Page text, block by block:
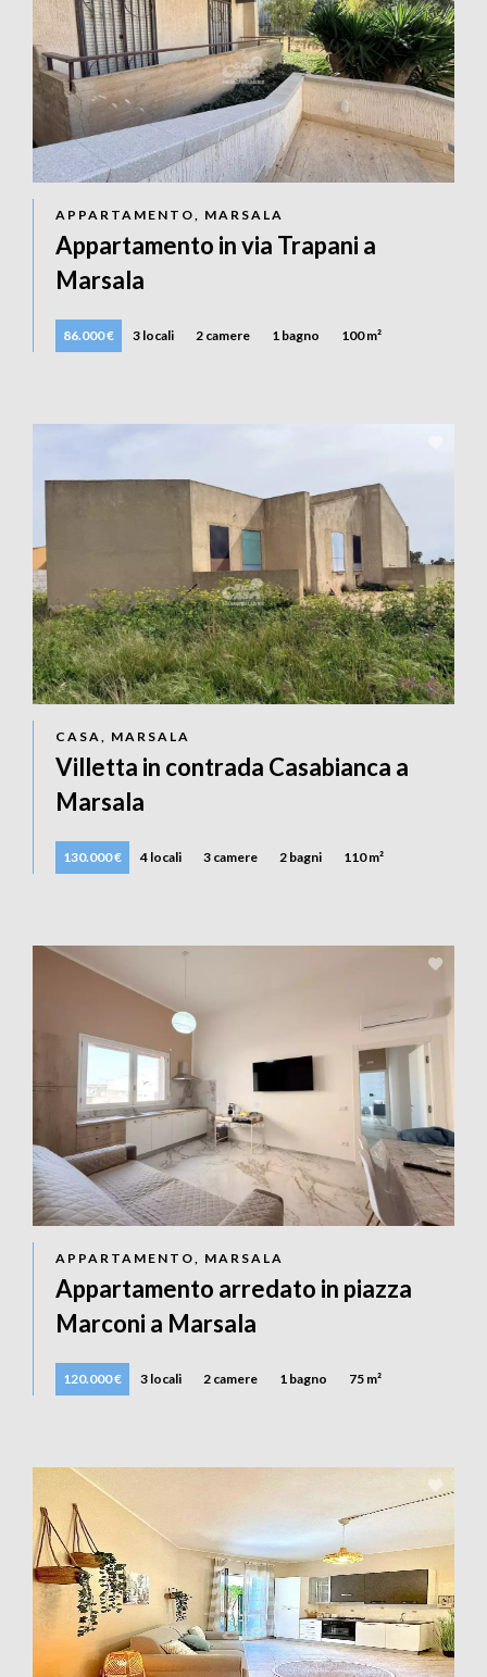
APPARTAMENTO, MARSALA
Appartamento in via Trapani a
Marsala
86.000 € 3 locali 2 camere 1 bagno 100 m²
CASA, MARSALA
Villetta in contrada Casabianca a
Marsala
130.000 € 4 locali 3 camere 2 bagni 110 m²
APPARTAMENTO, MARSALA
Appartamento arredato in piazza
Marconi a Marsala
120.000 € 3 locali 2 camere 1 bagno 75 m²